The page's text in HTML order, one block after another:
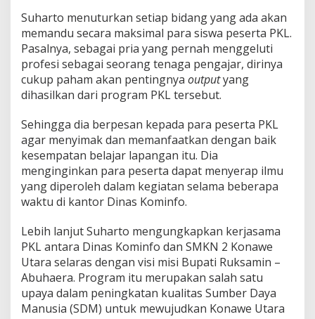
Suharto menuturkan setiap bidang yang ada akan
memandu secara maksimal para siswa peserta PKL.
Pasalnya, sebagai pria yang pernah menggeluti
profesi sebagai seorang tenaga pengajar, dirinya
cukup paham akan pentingnya outputyang
dihasilkan dari program PKL tersebut.
Sehingga dia berpesan kepada para peserta PKL
agar menyimak dan memanfaatkan dengan baik
kesempatan belajar lapangan itu. Dia
menginginkan para peserta dapat menyerap ilmu
yang diperoleh dalam kegiatan selama beberapa
waktu di kantor Dinas Kominfo.
Lebih lanjut Suharto mengungkapkan kerjasama
PKL antara Dinas Kominfo dan SMKN 2 Konawe
Utara selaras dengan visi misi Bupati Ruksamin –
Abuhaera. Program itu merupakan salah satu
upaya dalam peningkatan kualitas Sumber Daya
Manusia (SDM) untuk mewujudkan Konawe Utara